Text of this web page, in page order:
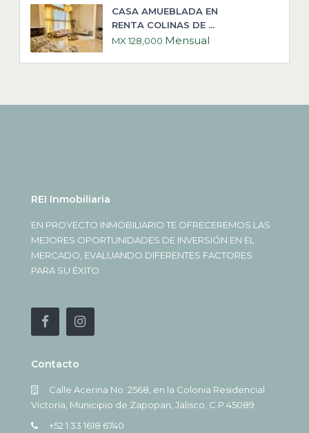
CASA AMUEBLADA EN
RENTA COLINAS DE ...
MX 128,000 Mensual
REI Inmobiliaria
EN PROYECTO INMOBILIARIO TE OFRECEREMOS LAS
MEJORES OPORTUNIDADES DE INVERSIÓN EN EL
MERCADO, EVALUANDO DIFERENTES FACTORES
PARA SU ÉXITO.
Contacto
Calle Acerina No. 2568, en la Colonia Residencial
Victoria, Municipio de Zapopan, Jalisco. C.P 45089
+52 1 33 1618 6740